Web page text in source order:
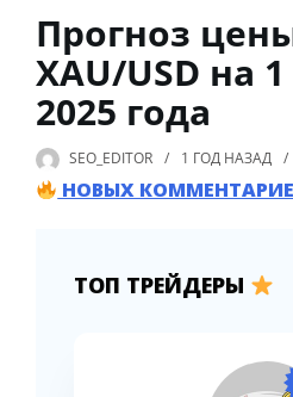
Прогноз
XAU/USD на 1
2025 года
SEO_EDITOR 1 ГОД НАЗАД
НОВЫХ
ТОП ТРЕЙДЕРЫ